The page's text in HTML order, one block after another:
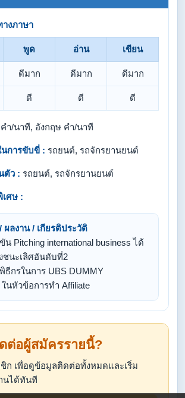
างภาษา
พูด อ่าน เขียน
ดีมาก ดีมาก ดีมาก
ดี ดี ดี
ำ/นาที, อังกฤษ คำ/นาที
นการขับขี่ : รถยนต์, รถจักรยานยนต์
ตัว : รถยนต์, รถจักรยานยนต์
เศษ :
ผลงาน / เกียรติประวัติ
น Pitching international business ได้
ชนะเลิศอันดับที่2
ธีกรในการ UBS DUMMY
นหัวข้อการทำ Affiliate
ต่อผู้สมัครรายนี้?
ก เพื่อดูข้อมูลติดต่อทั้งหมดและเริ่ม
นได้ทันที